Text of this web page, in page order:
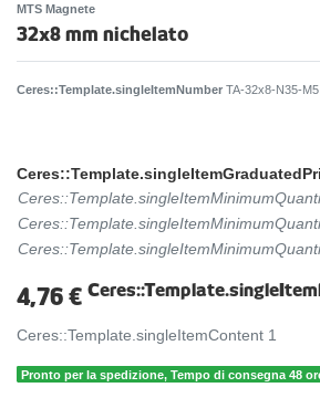
MTS Magnete
32x8 mm nichelato
Ceres::Template.singleItemNumber TA-32x8-N35-M5
4,76 €
Ceres::Template.singleItemContent 1
Pronto per la spedizione, Tempo di consegna 48